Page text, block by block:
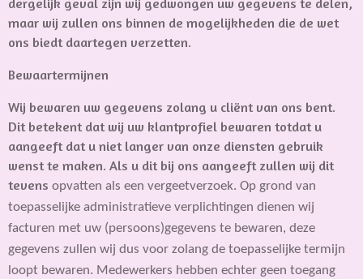
maar wij zullen ons binnen de mogelijkheden die de wet
ons biedt daartegen verzetten.
Bewaartermijnen
Wij bewaren uw gegevens zolang u cliënt van ons bent.
Dit betekent dat wij uw klantprofiel bewaren totdat u
aangeeft dat u niet langer van onze diensten gebruik
wenst te maken. Als u dit bij ons aangeeft zullen wij dit
tevens opvatten als een vergeetverzoek. Op grond van
toepasselijke administratieve verplichtingen dienen wij
facturen met uw (persoons)gegevens te bewaren, deze
gegevens zullen wij dus voor zolang de toepasselijke termijn
loopt bewaren. Medewerkers hebben echter geen toegang